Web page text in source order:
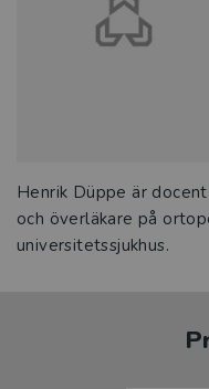
Henrik Düppe är
och överläkare på
universitetssjukhus.